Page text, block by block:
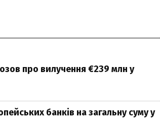
про вилучення €239 млн у
банків на загальну суму у